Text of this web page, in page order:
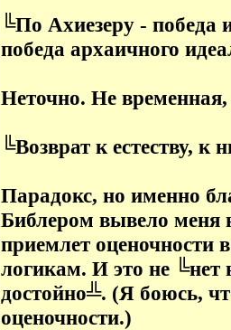
╚По Ахиезеру - победа
победа архаичного
Неточно. Не временная,
╚Возврат к естеству, к
Парадокс, но именно
Библером вывело меня
приемлет оценочности
логикам. И это не ╚нет
достойно╩. (Я боюсь,
оценочности.)